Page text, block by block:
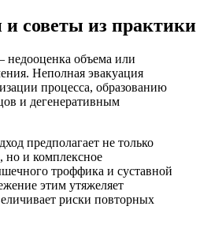
советы из практики
объема или
Неполная эвакуация
процесса, образованию
и дегенеративным
предполагает не только
но и комплексное
троффика и суставной
этим утяжеляет
риски повторных